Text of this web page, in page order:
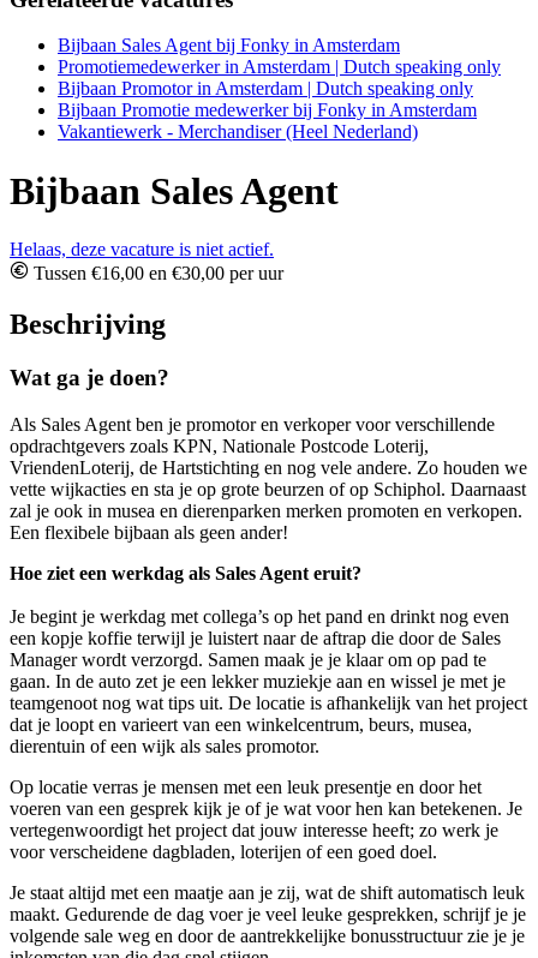
Bijbaan Sales Agent bij Fonky in Amsterdam
Promotiemedewerker in Amsterdam | Dutch speaking only
Bijbaan Promotor in Amsterdam | Dutch speaking only
Bijbaan Promotie medewerker bij Fonky in Amsterdam
Vakantiewerk - Merchandiser (Heel Nederland)
Bijbaan Sales Agent
Helaas, deze vacature is niet actief.
Tussen €16,00 en €30,00 per uur
Beschrijving
Wat ga je doen?
Als Sales Agent ben je promotor en verkoper voor verschillende
opdrachtgevers zoals KPN, Nationale Postcode Loterij,
VriendenLoterij, de Hartstichting en nog vele andere. Zo houden we
vette wijkacties en sta je op grote beurzen of op Schiphol. Daarnaast
zal je ook in musea en dierenparken merken promoten en verkopen.
Een flexibele bijbaan als geen ander!
Hoe ziet een werkdag als Sales Agent eruit?
Je begint je werkdag met collega’s op het pand en drinkt nog even
een kopje koffie terwijl je luistert naar de aftrap die door de Sales
Manager wordt verzorgd. Samen maak je je klaar om op pad te
gaan. In de auto zet je een lekker muziekje aan en wissel je met je
teamgenoot nog wat tips uit. De locatie is afhankelijk van het project
dat je loopt en varieert van een winkelcentrum, beurs, musea,
dierentuin of een wijk als sales promotor.
Op locatie verras je mensen met een leuk presentje en door het
voeren van een gesprek kijk je of je wat voor hen kan betekenen. Je
vertegenwoordigt het project dat jouw interesse heeft; zo werk je
voor verscheidene dagbladen, loterijen of een goed doel.
Je staat altijd met een maatje aan je zij, wat de shift automatisch leuk
maakt. Gedurende de dag voer je veel leuke gesprekken, schrijf je je
volgende sale weg en door de aantrekkelijke bonusstructuur zie je je